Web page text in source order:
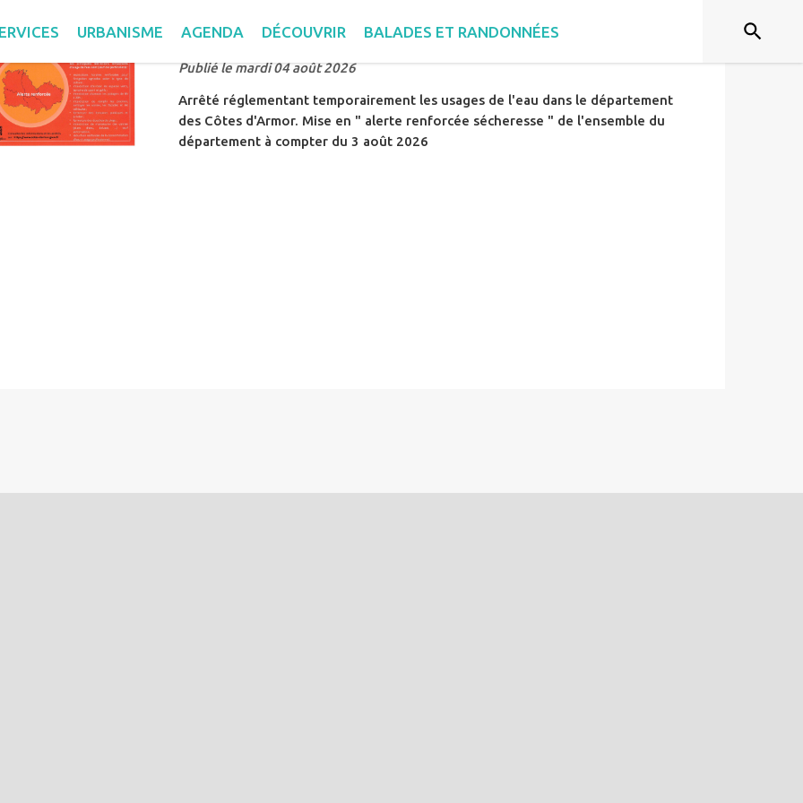
URBANISME AGENDA DÉCOUVRIR BALADES ET RANDONNÉES
INFORMATION SECHERESSE COTES D'ARMOR
Publié le mardi 04 août 2026
Arrêté réglementant temporairement les usages de l'eau dans le département
des Côtes d'Armor. Mise en " alerte renforcée sécheresse " de l'ensemble du
département à compter du 3 août 2026